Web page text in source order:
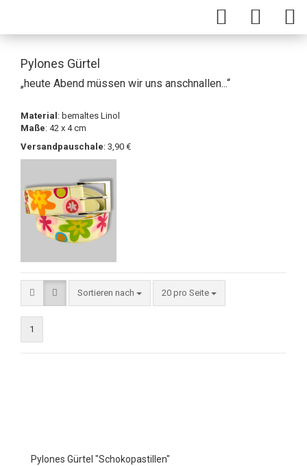
Pylones Gürtel
„heute Abend müssen wir uns anschnallen...“
Material : bemaltes Linol
Maße: 42 x 4 cm
Versandpauschale: 3,90 €
Sortieren nach 20 pro Seite
1
Pylones Gürtel "Schokopastillen"